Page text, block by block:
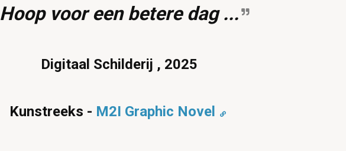
Hoop voor een betere dag ...
Digitaal Schilderij , 2025
Kunstreeks - M2I Graphic Novel